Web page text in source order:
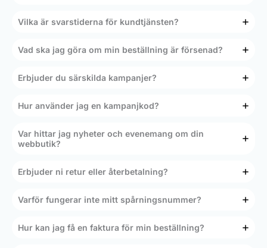
Vilka är svarstiderna för kundtjänsten?
Vad ska jag göra om min beställning är försenad?
Erbjuder du särskilda kampanjer?
Hur använder jag en kampanjkod?
Var hittar jag nyheter och evenemang om din
webbutik?
Erbjuder ni retur eller återbetalning?
Varför fungerar inte mitt spårningsnummer?
Hur kan jag få en faktura för min beställning?